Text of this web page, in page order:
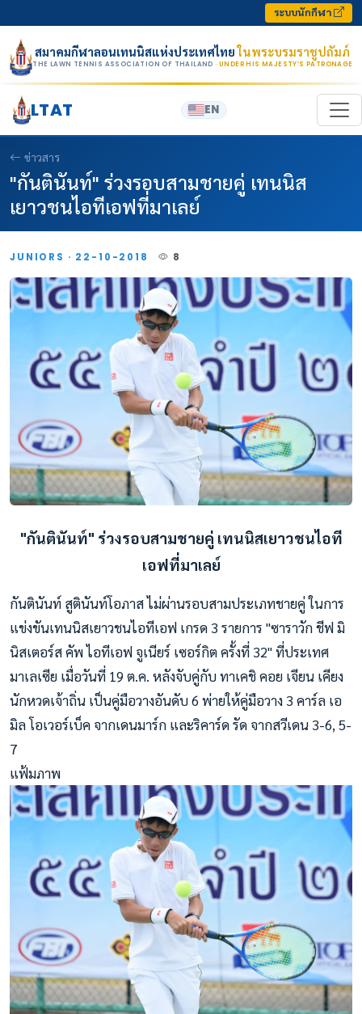
ระบบนักกีฬา
สมาคมกีฬาลอนเทนนิสแห่งประเทศไทยในพระบรมราชูปถัมภ์
THE LAWN TENNIS ASSOCIATION OF THAILAND · UNDER HIS MAJESTY’S PATRONAGE
LTAT EN
ข่าวสาร
"กันตินันท์" ร่วงรอบสามชายคู่ เทนนิส
เยาวชนไอทีเอฟที่มาเลย์
JUNIORS · 22-10-2018 8
"กันตินันท์" ร่วงรอบสามชายคู่ เทนนิสเยาวชนไอที
เอฟที่มาเลย์
กันตินันท์ สูตินันท์โอภาส ไม่ผ่านรอบสามประเภทชายคู่ ในการ
แข่งขันเทนนิสเยาวชนไอทีเอฟ เกรด 3 รายการ "ซาราวัก ชีฟ มิ
นิสเตอร์ส คัพ ไอทีเอฟ จูเนียร์ เซอร์กิต ครั้งที่ 32" ที่ประเทศ
มาเลเซีย เมื่อวันที่ 19 ต.ค. หลังจับคู่กับ ทาเคชิ คอย เจียน เคียง
นักหวดเจ้าถิ่น เป็นคู่มือวางอันดับ 6 พ่ายให้คู่มือวาง 3 คาร์ล เอ
มิล โอเวอร์เบ็ค จากเดนมาร์ก และริคาร์ด รัด จากสวีเดน 3-6, 5-
7
แฟ้มภาพ